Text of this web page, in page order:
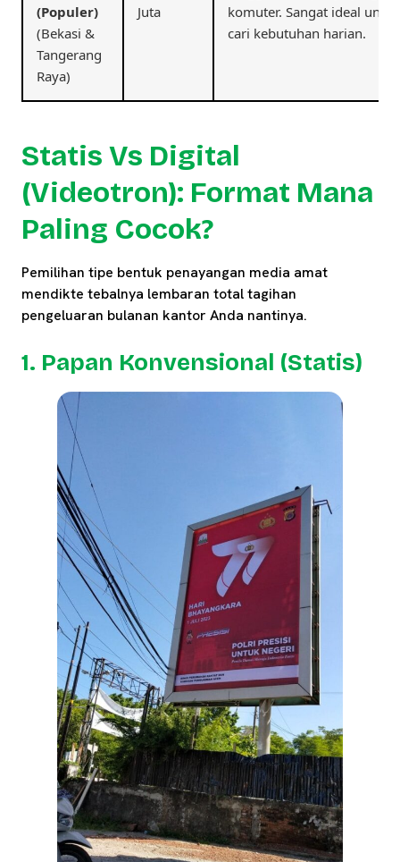
(Populer)
(Bekasi &
Tangerang
Raya)
Juta
komuter. Sangat ideal
cari kebutuhan harian.
Statis Vs Digital
(Videotron): Format Mana
Paling Cocok?
Pemilihan tipe bentuk penayangan media amat
mendikte tebalnya lembaran total tagihan
pengeluaran bulanan kantor Anda nantinya.
1. Papan Konvensional (Statis)